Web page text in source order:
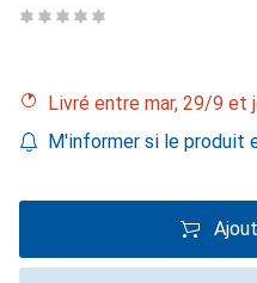
Livré entre mar, 29/9 et
M'informer si le produit